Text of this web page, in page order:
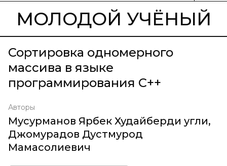
МОЛОДОЙ УЧЁНЫЙ
Сортировка одномерного
массива в языке
программирования C++
Авторы
Мусурманов Ярбек Худайберди угли,
Джомурадов Дустмурод
Мамасолиевич